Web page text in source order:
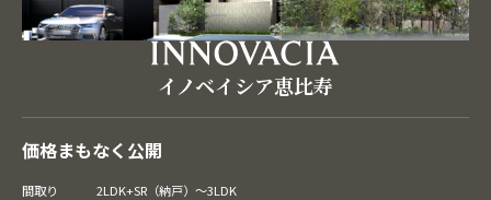
イノベイシア恵比寿
価格まもなく公開
間取り
2LDK+SR（納戸）～3LDK